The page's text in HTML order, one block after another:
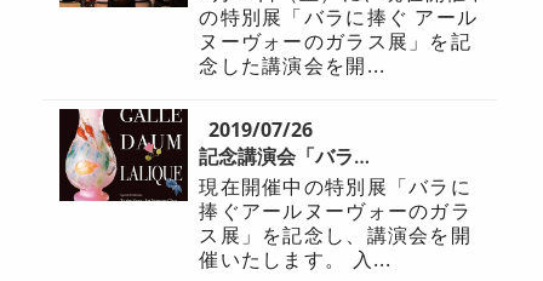
の特別展「バラに捧ぐ アール
ヌーヴォーのガラス展」を記
念した講演会を開...
2019/07/26
記念講演会「バラに捧ぐ」明日 7/27 開催です
現在開催中の特別展「バラに
捧ぐアールヌーヴォーのガラ
ス展」を記念し、講演会を開
催いたします。 入...